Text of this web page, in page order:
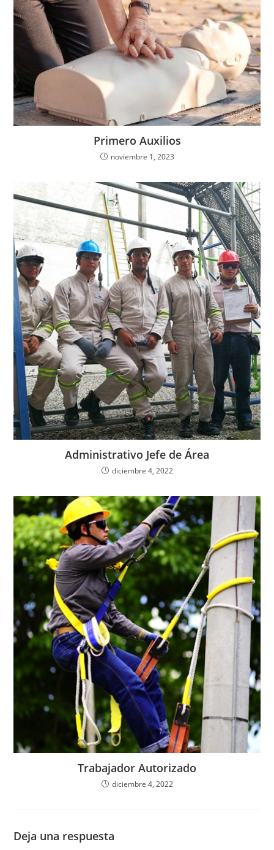
Primero Auxilios
noviembre 1, 2023
Administrativo Jefe de Área
diciembre 4, 2022
Trabajador Autorizado
diciembre 4, 2022
Deja una respuesta